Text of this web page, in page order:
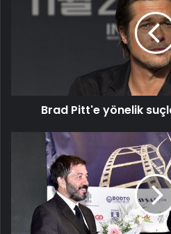
Brad Pitt'e yönelik
sanatçılarına